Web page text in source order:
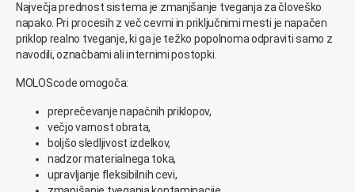
Največja prednost sistema je zmanjšanje tveganja za človeško
napako. Pri procesih z več cevmi in priključnimi mesti je napačen
priklop realno tveganje, ki ga je težko popolnoma odpraviti samo z
navodili, označbami ali internimi postopki.
MOLOScode omogoča:
preprečevanje napačnih priklopov,
večjo varnost obrata,
boljšo sledljivost izdelkov,
nadzor materialnega toka,
upravljanje fleksibilnih cevi,